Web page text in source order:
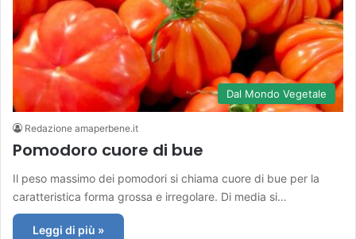
Dal Mondo Vegetale
Redazione amaperbene.it
Pomodoro cuore di bue
Il peso massimo dei pomodori si chiama cuore di bue per la
caratteristica forma grossa e irregolare. Di media si…
Leggi di più »